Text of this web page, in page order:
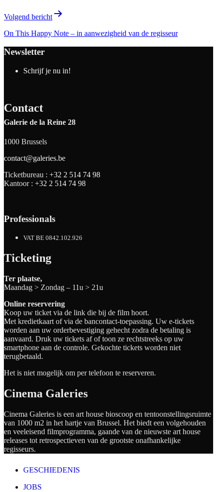
Volgend bericht
On This Happy Note – in aanwezigheid van de regisseur
Newsletter
Schrijf je nu in!
Contact
Galerie de la Reine 28
1000 Brussels
contact@galeries.be
Ticketbureau : +32 2 514 74 98
Kantoor : +32 2 514 74 98
Professionals
VAT BE 0842.102.926
Ticketing
Ter plaatse,
Maandag > Zondag – 11u > 21u
Online reservering
Koop uw ticket via de link die bij de film hoort.
Met kredietkaart of via de bancontact-toepassing. Uw e-tickets
worden aan uw orderbevestiging gehecht zodra de betaling is
aanvaard. Druk uw tickets af of toon ze rechtstreeks op uw
smartphone aan de controle. Gekochte tickets worden niet
terugbetaald.
Het is niet mogelijk om per telefoon te reserveren.
Cinema Galeries
Cinema Galeries is een art house bioscoop en tentoonstellingsruimte
van 1000 m2 in het hartje van Brussel. Het biedt een volgehouden
en veeleisend filmprogramma, gaande van de nieuwste art house
releases tot retrospectieven van de grootste onafhankelijke
regisseurs.
GESCHIEDENIS
JOBS